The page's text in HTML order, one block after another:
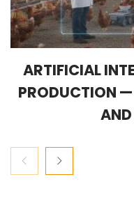
ARTIFICIAL
PRODUCTION —